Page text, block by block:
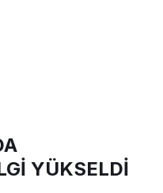
YÜKSELDİ